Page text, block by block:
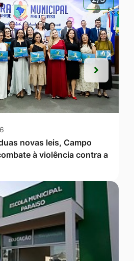
novas leis, Campo
à violência contra a
Próxima